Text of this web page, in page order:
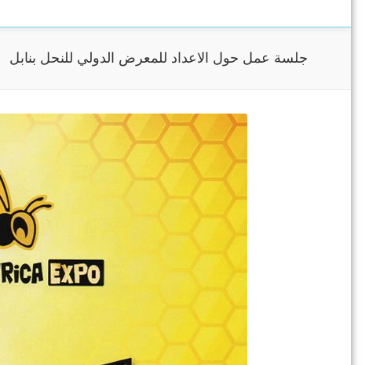
جلسة عمل حول الاعداد للمعرض الدولي للنحل بنابل
في إطار تطوير ...